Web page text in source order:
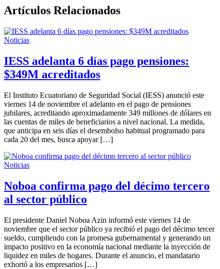
Artículos Relacionados
Noticias
IESS adelanta 6 días pago pensiones:
$349M acreditados
El Instituto Ecuatoriano de Seguridad Social (IESS) anunció este
viernes 14 de noviembre el adelanto en el pago de pensiones
jubilares, acreditando aproximadamente 349 millones de dólares en
las cuentas de miles de beneficiarios a nivel nacional. La medida,
que anticipa en seis días el desembolso habitual programado para
cada 20 del mes, busca apoyar […]
Noticias
Noboa confirma pago del décimo tercero
al sector público
El presidente Daniel Noboa Azin informó este viernes 14 de
noviembre que el sector público ya recibió el pago del décimo tercer
sueldo, cumpliendo con la promesa gubernamental y generando un
impacto positivo en la economía nacional mediante la inyección de
liquidez en miles de hogares. Durante el anuncio, el mandatario
exhortó a los empresarios […]